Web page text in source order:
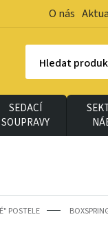
O nás
Hledat
SEDACÍ
SOUPRAVY
POSTELE